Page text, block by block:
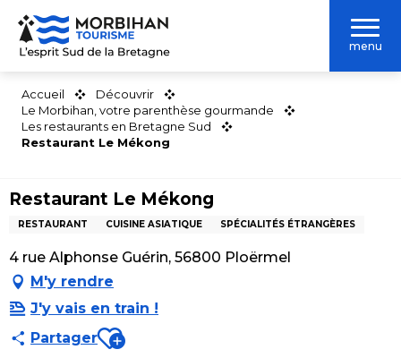
Aller
contenu
menu
Accueil
Découvrir
Le Morbihan, votre parenthèse gourmande
Les restaurants en Bretagne Sud
Restaurant Le Mékong
Restaurant Le Mékong
RESTAURANT CUISINE ASIATIQUE SPÉCIALITÉS ÉTRANGÈRES
4 rue Alphonse Guérin, 56800 Ploërmel
M'y rendre
J'y vais en train !
PartagerAjouter aux favoris